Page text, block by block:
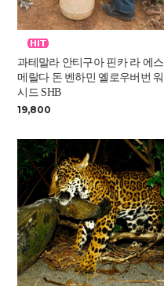
과테말라 안티구아 핀카 라 에스
메랄다 돈 벤하민 옐로우버번 워
시드 SHB
19,800